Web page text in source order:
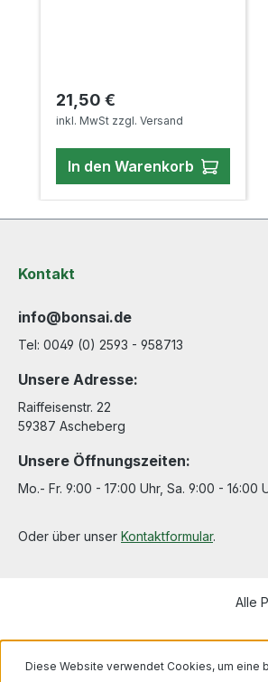
Regulärer Preis:
21,50 €
inkl. MwSt zzgl. Versand
In den Warenkorb
Kontakt
info@bonsai.de
Tel: 0049 (0) 2593 - 958713
Unsere Adresse:
Raiffeisenstr. 22
59387 Ascheberg
Unsere Öffnungszeiten:
Mo.- Fr. 9:00 - 17:00 Uhr, Sa. 9:00 - 16:00
Oder über unser Kontaktformular.
Alle
Diese Website verwendet Cookies, um eine